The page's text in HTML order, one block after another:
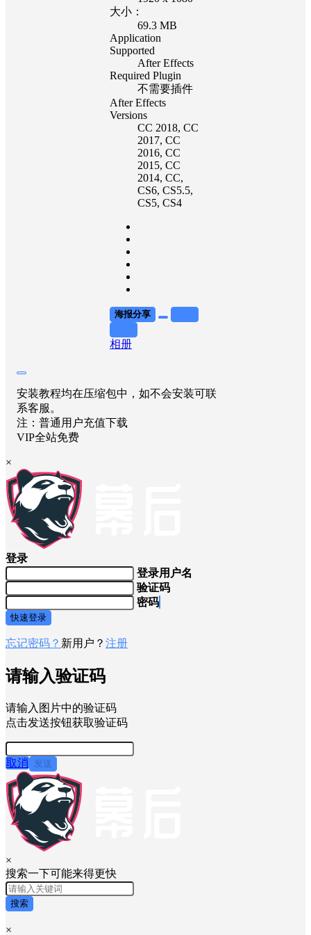
大小：
69.3 MB
Application
Supported
After Effects
Required Plugin
不需要插件
After Effects
Versions
CC 2018, CC
2017, CC
2016, CC
2015, CC
2014, CC,
CS6, CS5.5,
CS5, CS4
海报分享
相册
安装教程均在压缩包中，如不会安装可联
系客服。
注：普通用户充值下载
VIP全站免费
×
登录
登录用户名
验证码
密码
快速登录
忘记密码？ 新用户？ 注册
请输入验证码
请输入图片中的验证码
点击发送按钮获取验证码
取消 发送
×
搜索一下可能来得更快
搜索
×